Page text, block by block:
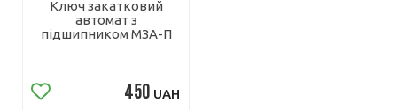
Ключ закатковий
автомат з
підшипником МЗА-П
450 UAH